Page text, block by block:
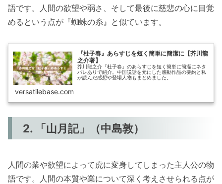
語です。人間の欲望や弱さ、そして最後に慈悲の心に目覚
めるという点が『蜘蛛の糸』と似ています。
『杜子春』あらすじを短く簡単に簡潔に【芥川龍
之介著】
芥川龍之介『杜子春』のあらすじを短く簡単に簡潔にネタ
バレありで紹介。中国説話を元にした感動作品の要約と私
が読んだ感想や登場人物もまとめました。
versatilebase.com
2. 「山月記」（中島敦）
人間の業や欲望によって虎に変身してしまった主人公の物
語です。人間の本質や業について深く考えさせられる点が